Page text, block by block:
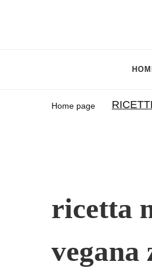
Home page
ricetta
vegana